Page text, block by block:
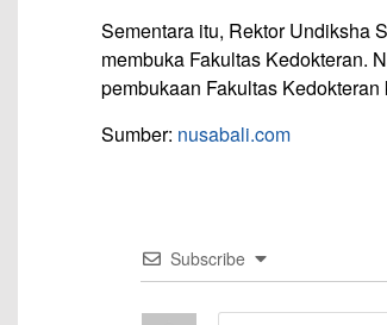
Sementara itu, Rektor Undiksha
membuka Fakultas Kedokteran.
pembukaan Fakultas
Sumber: nusabali.com
Subscribe